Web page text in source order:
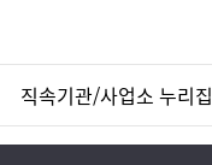
직속기관/사업소 누리집